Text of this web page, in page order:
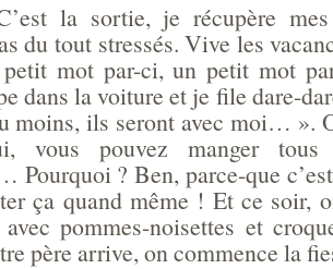
la sortie, je récupère
du tout stressés. Vive les
mot par-ci, un petit mot
dans la voiture et je file dare-
moins, ils seront avec moi… ».
vous pouvez manger
Pourquoi ? Ben, parce-que
ça quand même ! Et ce soir,
pommes-noisettes et
père arrive, on commence la